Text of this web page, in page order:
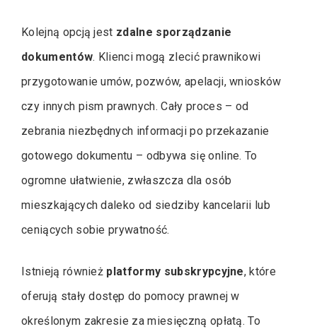
Kolejną opcją jest zdalne sporządzanie
dokumentów. Klienci mogą zlecić prawnikowi
przygotowanie umów, pozwów, apelacji, wniosków
czy innych pism prawnych. Cały proces – od
zebrania niezbędnych informacji po przekazanie
gotowego dokumentu – odbywa się online. To
ogromne ułatwienie, zwłaszcza dla osób
mieszkających daleko od siedziby kancelarii lub
ceniących sobie prywatność.
Istnieją również platformy subskrypcyjne, które
oferują stały dostęp do pomocy prawnej w
określonym zakresie za miesięczną opłatą. To